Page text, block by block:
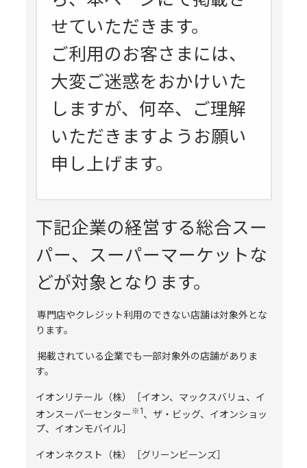
せていただきます。
ご利用のお客さまには、
大変ご迷惑をおかけいた
しますが、何卒、ご理解
いただきますようお願い
申し上げます。
下記企業の経営する総合スー
パー、スーパーマーケットな
どが対象となります。
専門店やクレジット利用のできない店舗は対象外とな
ります。
掲載されている企業でも一部対象外の店舗がありま
す。
イオンリテール（株）［イオン、マックスバリュ、イ
オンスーパーセンター※1、ザ・ビッグ、イオンショッ
プ、イオンモバイル］
イオンネクスト（株）［グリーンビーンズ］